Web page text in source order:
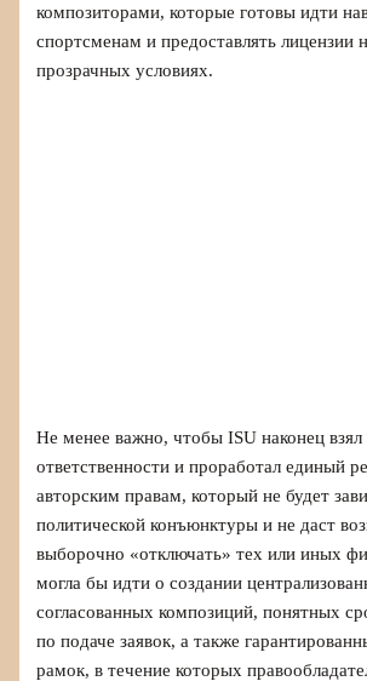
композиторами, которые готовы идти
спортсменам и предоставлять лицензии
прозрачных условиях.
Не менее важно, чтобы ISU наконец взял
ответственности и проработал единый
авторским правам, который не будет
политической конъюнктуры и не даст
выборочно «отключать» тех или иных
могла бы идти о создании
согласованных композиций, понятных
по подаче заявок, а также
рамок, в течение которых